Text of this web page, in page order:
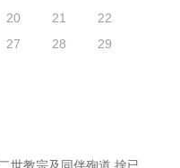
20 21
22
27 28
29